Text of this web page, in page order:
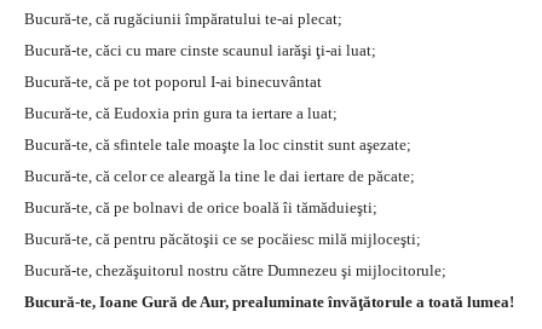
Bucură-te, că rugăciunii împăratului te-ai plecat;
Bucură-te, căci cu mare cinste scaunul iarăşi ţi-ai luat;
Bucură-te, că pe tot poporul I-ai binecuvântat
Bucură-te, că Eudoxia prin gura ta iertare a luat;
Bucură-te, că sfintele tale moaşte la loc cinstit sunt aşezate;
Bucură-te, că celor ce aleargă la tine le dai iertare de păcate;
Bucură-te, că pe bolnavi de orice boală îi tămăduieşti;
Bucură-te, că pentru păcătoşii ce se pocăiesc milă mijloceşti;
Bucură-te, chezăşuitorul nostru către Dumnezeu şi mijlocitorule;
Bucură-te, Ioane Gură de Aur, prealuminate învăţătorule a toată lumea!